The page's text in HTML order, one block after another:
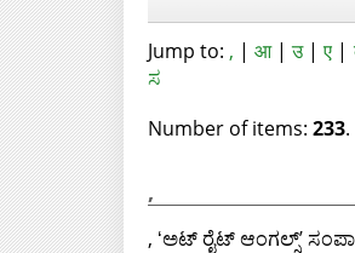
Jump to: , | आ|उ|ए |
ಸ
Number of items: 233.
,
, ʻಅಟ್‌ ರೈಟ್‌ ಆಂಗಲ್ಸ್‌ʼ